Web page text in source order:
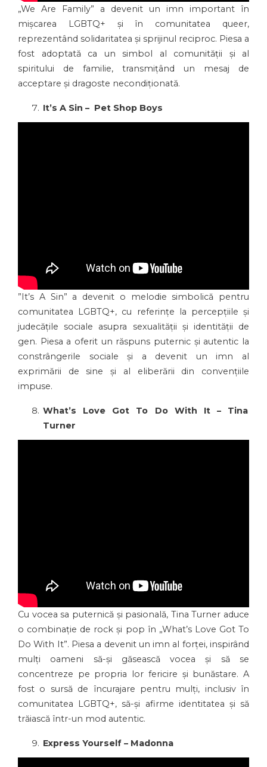
„We Are Family” a devenit un imn important în
mișcarea LGBTQ+ și în comunitatea queer,
reprezentând solidaritatea și sprijinul reciproc. Piesa a
fost adoptată ca un simbol al comunității și al
spiritului de familie, transmițând un mesaj de
acceptare și dragoste necondiționată.
It’s A Sin – Pet Shop Boys
”It’s A Sin” a devenit o melodie simbolică pentru
comunitatea LGBTQ+, cu referințe la percepțiile și
judecățile sociale asupra sexualității și identității de
gen. Piesa a oferit un răspuns puternic și autentic la
constrângerile sociale și a devenit un imn al
exprimării de sine și al eliberării din convențiile
impuse.
What’s Love Got To Do With It – Tina
Turner
Cu vocea sa puternică și pasională, Tina Turner aduce
o combinație de rock și pop în „What’s Love Got To
Do With It”. Piesa a devenit un imn al forței, inspirând
mulți oameni să-și găsească vocea și să se
concentreze pe propria lor fericire și bunăstare. A
fost o sursă de încurajare pentru mulți, inclusiv în
comunitatea LGBTQ+, să-și afirme identitatea și să
trăiască într-un mod autentic.
Express Yourself – Madonna